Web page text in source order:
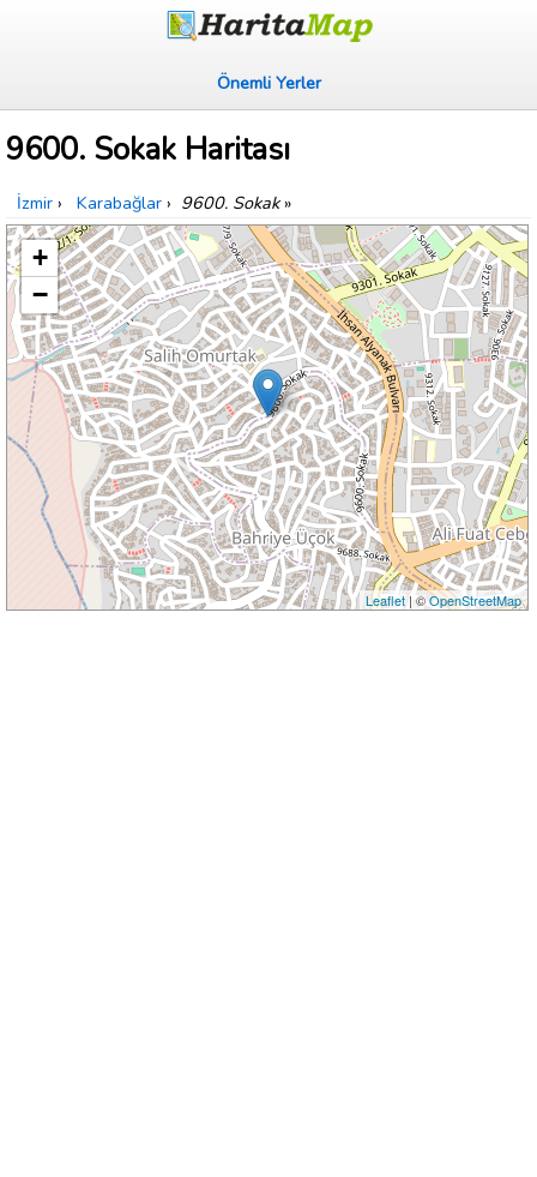
Önemli Yerler
9600. Sokak Haritası
İzmir › Karabağlar › 9600. Sokak»
+
−
Leaflet| ©OpenStreetMap